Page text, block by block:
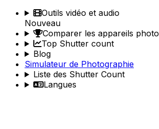
Outils vidéo et audio
Nouveau
Comparer les appareils photo
Top Shutter count
Blog
Simulateur de Photographie
Liste des Shutter Count
Langues